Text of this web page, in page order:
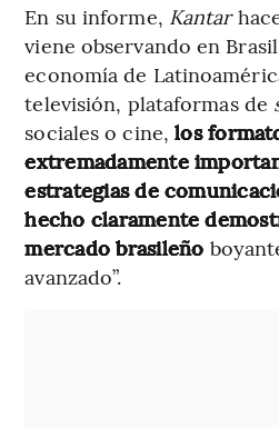
En su informe, Kantar
viene observando en
economía de
televisión, plataformas de
sociales o cine,los
extremadamente
estrategias de
hecho claramente
mercado brasileño
avanzado”.